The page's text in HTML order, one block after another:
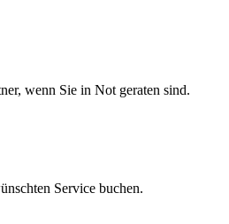
wenn Sie in Not geraten sind.
Service buchen.